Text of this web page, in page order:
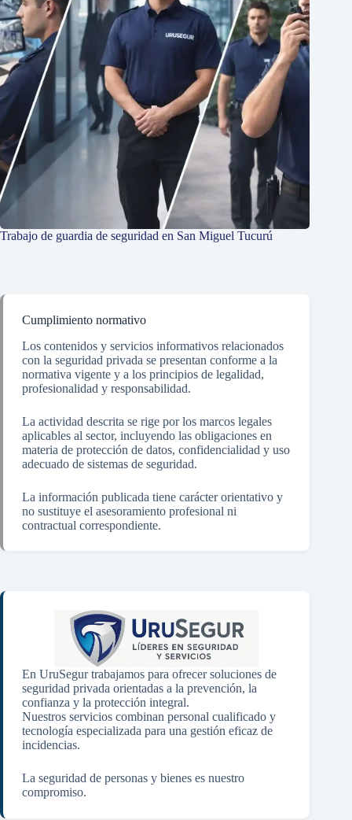
Trabajo de guardia de seguridad en San Miguel Tucurú
Cumplimiento normativo
Los contenidos y servicios informativos relacionados
con la seguridad privada se presentan conforme a la
normativa vigente y a los principios de legalidad,
profesionalidad y responsabilidad.
La actividad descrita se rige por los marcos legales
aplicables al sector, incluyendo las obligaciones en
materia de protección de datos, confidencialidad y uso
adecuado de sistemas de seguridad.
La información publicada tiene carácter orientativo y
no sustituye el asesoramiento profesional ni
contractual correspondiente.
En UruSegur trabajamos para ofrecer soluciones de
seguridad privada orientadas a la prevención, la
confianza y la protección integral.
Nuestros servicios combinan personal cualificado y
tecnología especializada para una gestión eficaz de
incidencias.
La seguridad de personas y bienes es nuestro
compromiso.